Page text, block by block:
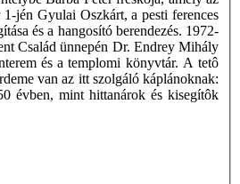
jén Gyulai Oszkárt, a pesti ferences
és a hangosító berendezés. 1972-
Család ünnepén Dr. Endrey Mihály
és a templomi könyvtár. A tetô
van az itt szolgáló káplánoknak:
évben, mint hittanárok és kisegítôk